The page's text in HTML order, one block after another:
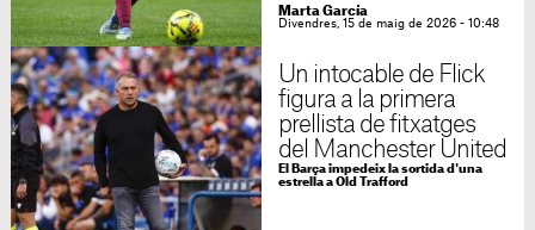
Marta García
Divendres, 15 de maig de 2026 - 10:48
Un intocable de Flick
figura a la primera
prellista de fitxatges
del Manchester United
El Barça impedeix la sortida d'una
estrella a Old Trafford